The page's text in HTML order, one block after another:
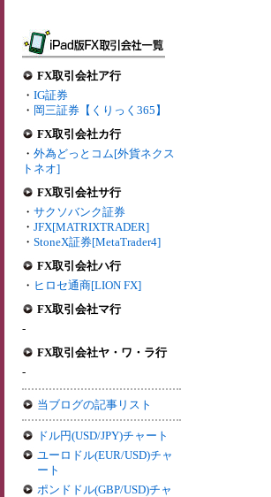
FX取引会社ア行
・ IG証券
・ 岡三証券【くりっく365】
FX取引会社カ行
・ 外為どっとコム[外貨ネクス
トネオ]
FX取引会社サ行
・ サクソバンク証券
・ JFX[MATRIXTRADER]
・ StoneX証券[MetaTrader4]
FX取引会社ハ行
・ ヒロセ通商[LION FX]
FX取引会社マ行
-
FX取引会社ヤ・ワ・ラ行
-
当ブログの記事リスト
ドル円(USD/JPY)チャート
ユーロドル(EUR/USD)チャ
ート
ポンドドル(GBP/USD)チャ